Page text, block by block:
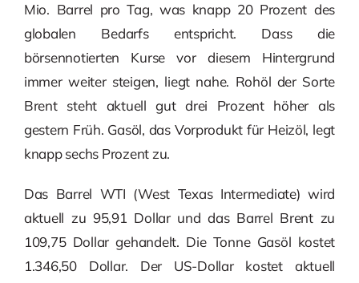
Mio. Barrel pro Tag, was knapp 20 Prozent des
globalen Bedarfs entspricht. Dass die
börsennotierten Kurse vor diesem Hintergrund
immer weiter steigen, liegt nahe. Rohöl der Sorte
Brent steht aktuell gut drei Prozent höher als
gestern Früh. Gasöl, das Vorprodukt für Heizöl, legt
knapp sechs Prozent zu.
Das Barrel WTI (West Texas Intermediate) wird
aktuell zu 95,91 Dollar und das Barrel Brent zu
109,75 Dollar gehandelt. Die Tonne Gasöl kostet
1.346,50 Dollar. Der US-Dollar kostet aktuell